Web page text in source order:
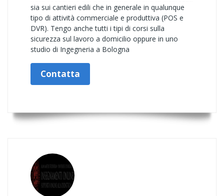
sia sui cantieri edili che in generale in qualunque
tipo di attività commerciale e produttiva (POS e
DVR). Tengo anche tutti i tipi di corsi sulla
sicurezza sul lavoro a domicilio oppure in uno
studio di Ingegneria a Bologna
Contatta